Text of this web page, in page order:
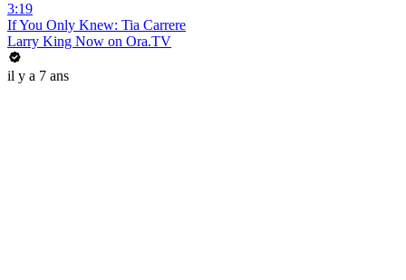
3:19
If You Only Knew: Tia Carrere
Larry King Now on Ora.TV
il y a 7 ans